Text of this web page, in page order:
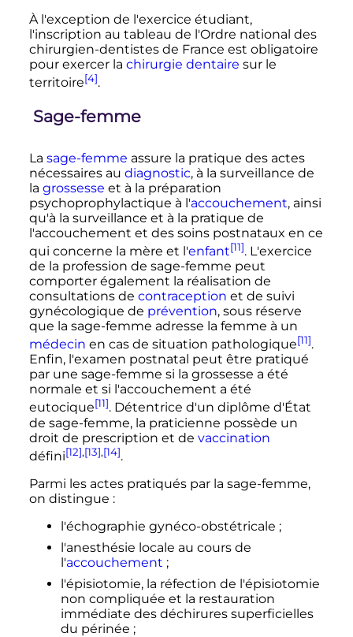
À l'exception de l'exercice étudiant,
l'inscription au tableau de l'Ordre national des
chirurgien-dentistes de France est obligatoire
pour exercer la chirurgie dentaire sur le
territoire[4].
Sage-femme
La sage-femme assure la pratique des actes
nécessaires au diagnostic, à la surveillance de
la grossesse et à la préparation
psychoprophylactique à l'accouchement, ainsi
qu'à la surveillance et à la pratique de
l'accouchement et des soins postnataux en ce
qui concerne la mère et l'enfant[11]. L'exercice
de la profession de sage-femme peut
comporter également la réalisation de
consultations de contraception et de suivi
gynécologique de prévention, sous réserve
que la sage-femme adresse la femme à un
médecin en cas de situation pathologique[11].
Enfin, l'examen postnatal peut être pratiqué
par une sage-femme si la grossesse a été
normale et si l'accouchement a été
eutocique[11]. Détentrice d'un diplôme d'État
de sage-femme, la praticienne possède un
droit de prescription et de vaccination
défini[12],[13],[14].
Parmi les actes pratiqués par la sage-femme,
on distingue :
l'échographie gynéco-obstétricale ;
l'anesthésie locale au cours de
l'accouchement ;
l'épisiotomie, la réfection de l'épisiotomie
non compliquée et la restauration
immédiate des déchirures superficielles
du périnée ;